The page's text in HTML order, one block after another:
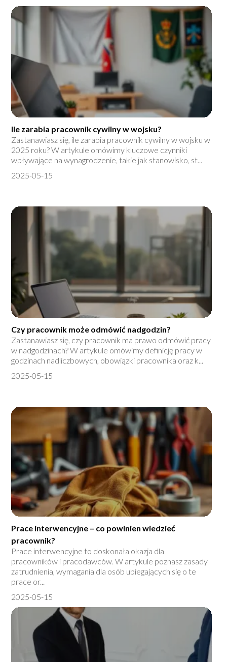
Ile zarabia pracownik cywilny w wojsku?
Zastanawiasz się, ile zarabia pracownik cywilny w wojsku w
2025 roku? W artykule omówimy kluczowe czynniki
wpływające na wynagrodzenie, takie jak stanowisko, st...
2025-05-15
Czy pracownik może odmówić nadgodzin?
Zastanawiasz się, czy pracownik ma prawo odmówić pracy
w nadgodzinach? W artykule omówimy definicję pracy w
godzinach nadliczbowych, obowiązki pracownika oraz k...
2025-05-15
Prace interwencyjne – co powinien wiedzieć
pracownik?
Prace interwencyjne to doskonała okazja dla
pracowników i pracodawców. W artykule poznasz zasady
zatrudnienia, wymagania dla osób ubiegających się o te
prace or...
2025-05-15